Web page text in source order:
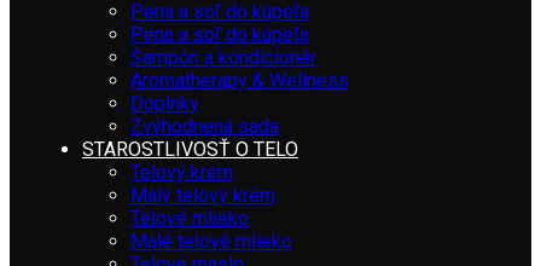
Pena a soľ do kúpeľa
Pena a soľ do kúpeľa
Šampón a kondicionér
Aromatherapy & Wellness
Doplnky
Zvýhodnená sada
STAROSTLIVOSŤ O TELO
Telový krém
Malý telový krém
Telové mlieko
Malé telové mlieko